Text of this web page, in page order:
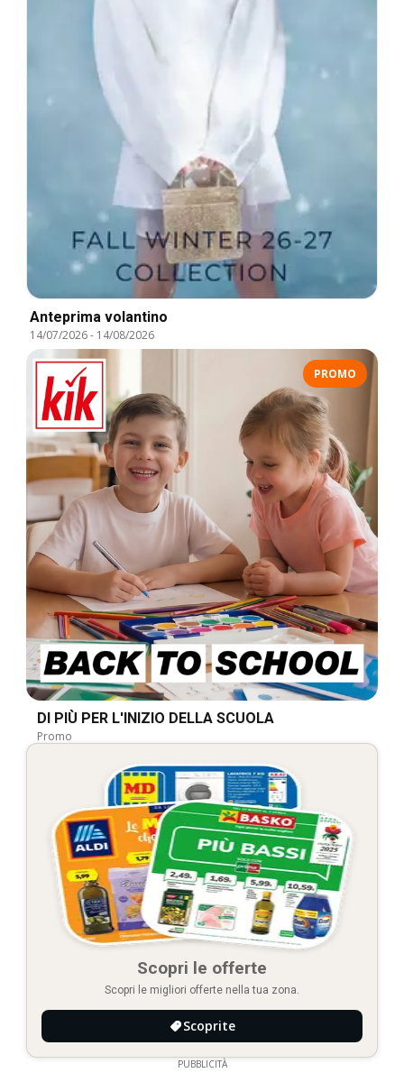
Anteprima volantino
14/07/2026- 14/08/2026
PROMO
DI PIÙ PER L'INIZIO DELLA SCUOLA
Promo
Scopri le offerte
Scopri le migliori offerte nella tua zona.
Scoprite
PUBBLICITÀ